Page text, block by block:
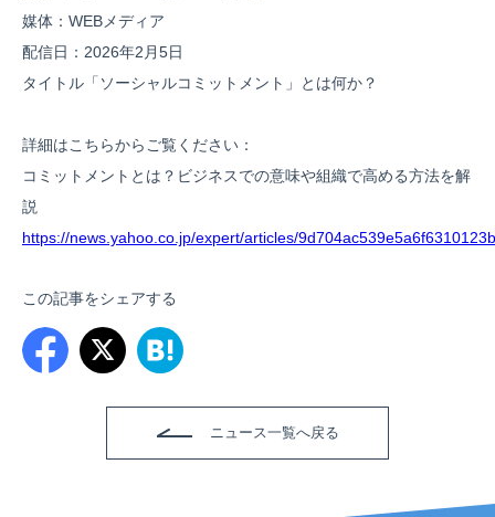
媒体：WEBメディア
配信日：2026年2月5日
タイトル「ソーシャルコミットメント」とは何か？
詳細はこちらからご覧ください：
コミットメントとは？ビジネスでの意味や組織で高める方法を解
説
https://news.yahoo.co.jp/expert/articles/
この記事をシェアする
ニュース一覧へ戻る